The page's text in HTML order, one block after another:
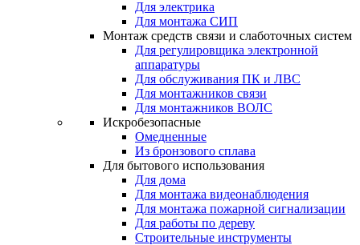
Для электрика
Для монтажа СИП
Монтаж средств связи и слаботочных систем
Для регулировщика электронной
аппаратуры
Для обслуживания ПК и ЛВС
Для монтажников связи
Для монтажников ВОЛС
Искробезопасные
Омедненные
Из бронзового сплава
Для бытового использования
Для дома
Для монтажа видеонаблюдения
Для монтажа пожарной сигнализации
Для работы по дереву
Строительные инструменты